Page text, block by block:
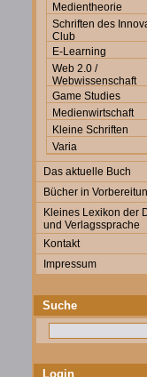
Medientheorie
Schriften des
Club
E-Learning
Web 2.0 /
Webwissenschaft
Game Studies
Medienwirtschaft
Kleine Schriften
Varia
Das aktuelle Buch
Bücher in
Kleines Lexikon der
und Verlagssprache
Kontakt
Impressum
Suche
Login